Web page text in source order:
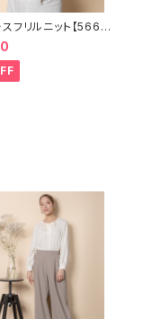
フリルニット【56681